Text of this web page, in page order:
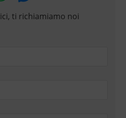
ti richiamiamo noi